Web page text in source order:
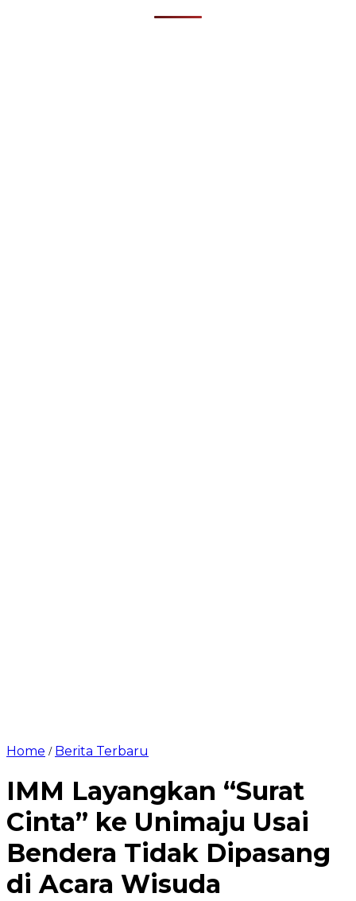
Home / Berita Terbaru
IMM Layangkan “Surat
Cinta” ke Unimaju Usai
Bendera Tidak Dipasang
di Acara Wisuda